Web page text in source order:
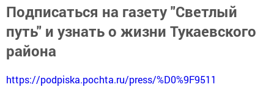
Подписаться на газету "Светлый
путь" и узнать о жизни Тукаевского
района
https://podpiska.pochta.ru/press/%D0%9F9511